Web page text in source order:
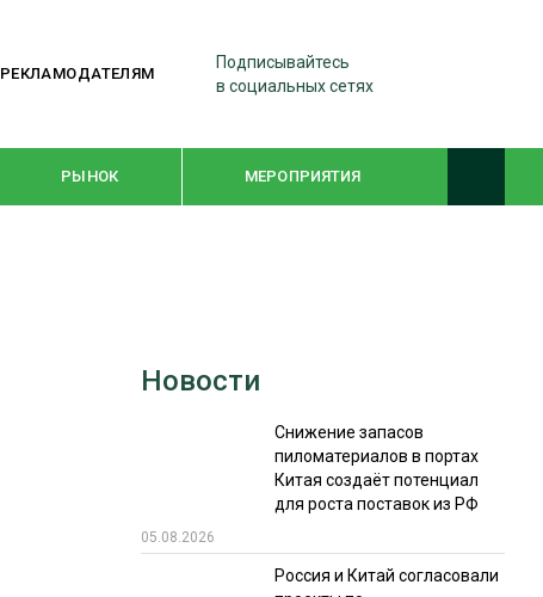
РЕКЛАМОДАТЕЛЯМ
Подписывайтесь
в социальных сетях
РЫНОК МЕРОПРИЯТИЯ
WOODEX-2021
СУШКА ДРЕВЕСИНЫ
Новости
Снижение запасов
пиломатериалов в портах
Китая создаёт потенциал
для роста поставок из РФ
05.08.2026
Россия и Китай согласовали